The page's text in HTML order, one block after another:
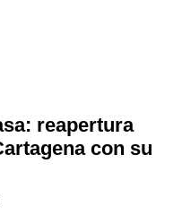
reapertura
con su